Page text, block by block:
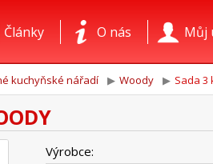
Můj
O nás
Články
kuchyňské nářadí Woody Sada 3
Výrobce: